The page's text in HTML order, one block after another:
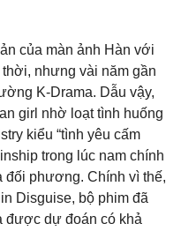
của màn ảnh Hàn với
nhưng vài năm gần
K-Drama. Dẫu vậy,
girl nhờ loạt tình huống
kiểu “tình yêu cấm
trong lúc nam chính
đối phương. Chính vì thế,
in Disguise, bộ phim đã
được dự đoán có khả